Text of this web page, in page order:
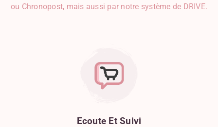
ou Chronopost, mais aussi par notre système de DRIVE.
Ecoute Et Suivi